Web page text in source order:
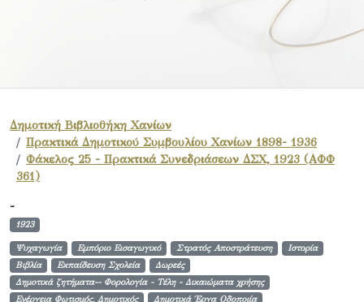
Δημοτική Βιβλιοθήκη Χανίων
Πρακτικά Δημοτικού Συμβουλίου Χανίων 1898- 1936
Φάκελος 25 - Πρακτικά Συνεδριάσεων ΔΣΧ, 1923 (ΑΦΦ
361)
-
1923
Ψυχαγωγία Εμπόριο Εισαγωγικό Στρατός Αποστράτευση
Ιστορία
Βιβλία
Εκπαίδευση Σχολεία
Δωρεές
Δημοτικά ζητήματα-- Φορολογία - Τέλη - Δικαιώματα χρήσης
Ενέργεια Φωτισμός, Δημοτικός
Δημοτικά Έργα Οδοποιία